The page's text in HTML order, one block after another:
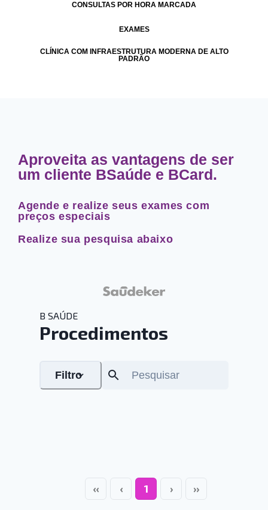
CONSULTAS POR HORA MARCADA
EXAMES
CLÍNICA COM INFRAESTRUTURA MODERNA DE ALTO
PADRÃO
Aproveita as vantagens de ser
um cliente BSaúde e BCard.
Agende e realize seus exames com
preços especiais
Realize sua pesquisa abaixo